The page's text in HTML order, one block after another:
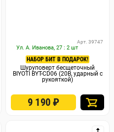
Ул. А. Иванова, 27 : 2 шт
Арт. 39747
НАБОР БИТ В ПОДАРОК!
Шуруповерт бесщеточный
BIYOTI BYT-CD06 (20В, ударный с
рукояткой)
9 190₽